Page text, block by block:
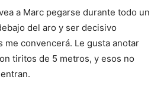
a Marc pegarse durante todo un
del aro y ser decisivo
me convencerá. Le gusta anotar
tiritos de 5 metros, y esos no